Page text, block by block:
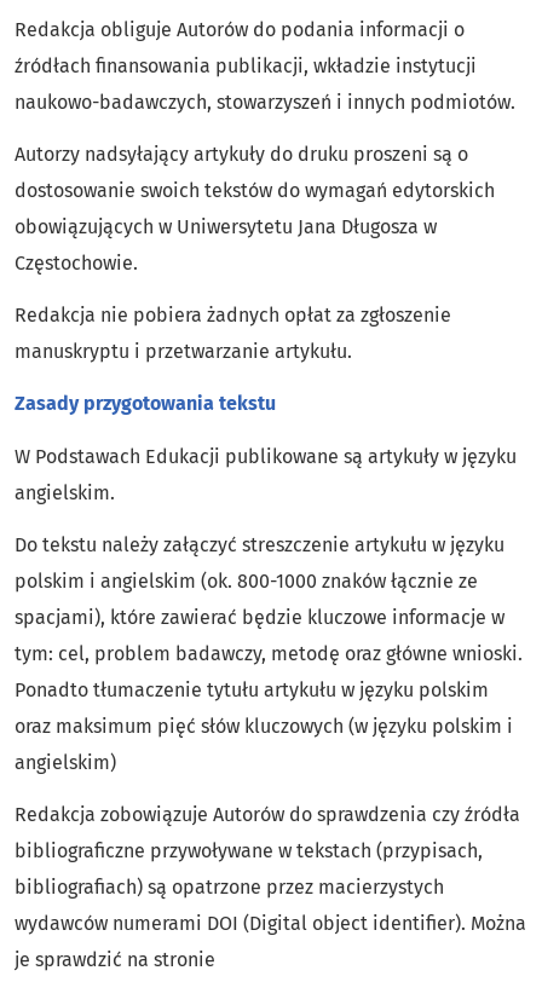
Redakcja obliguje Autorów do podania informacji o
źródłach finansowania publikacji, wkładzie instytucji
naukowo-badawczych, stowarzyszeń i innych podmiotów.
Autorzy nadsyłający artykuły do druku proszeni są o
dostosowanie swoich tekstów do wymagań edytorskich
obowiązujących w Uniwersytetu Jana Długosza w
Częstochowie.
Redakcja nie pobiera żadnych opłat za zgłoszenie
manuskryptu i przetwarzanie artykułu.
Zasady przygotowania tekstu
W Podstawach Edukacji publikowane są artykuły w języku
angielskim.
Do tekstu należy załączyć streszczenie artykułu w języku
polskim i angielskim (ok. 800-1000 znaków łącznie ze
spacjami), które zawierać będzie kluczowe informacje w
tym: cel, problem badawczy, metodę oraz główne wnioski.
Ponadto tłumaczenie tytułu artykułu w języku polskim
oraz maksimum pięć słów kluczowych (w języku polskim i
angielskim)
Redakcja zobowiązuje Autorów do sprawdzenia czy źródła
bibliograficzne przywoływane w tekstach (przypisach,
bibliografiach) są opatrzone przez macierzystych
wydawców numerami DOI (Digital object identifier). Można
je sprawdzić na stronie